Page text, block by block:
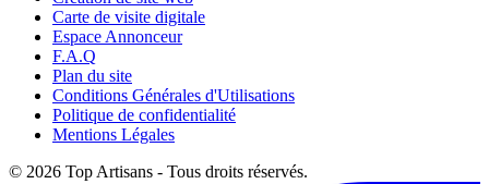
Carte de visite digitale
Espace Annonceur
F.A.Q
Plan du site
Conditions Générales d'Utilisations
Politique de confidentialité
Mentions Légales
© 2026 Top Artisans - Tous droits réservés.